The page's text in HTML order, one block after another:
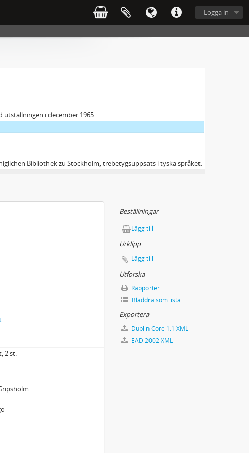
Logga in
utställningen i december 1965
Bibliothek zu Stockholm; trebetygsuppsats i tyska språket.
2 st.
Beställningar
Lägg till
Urklipp
Lägg till
Utforska
Rapporter
Bläddra som lista
Exportera
Dublin Core 1.1 XML
EAD 2002 XML